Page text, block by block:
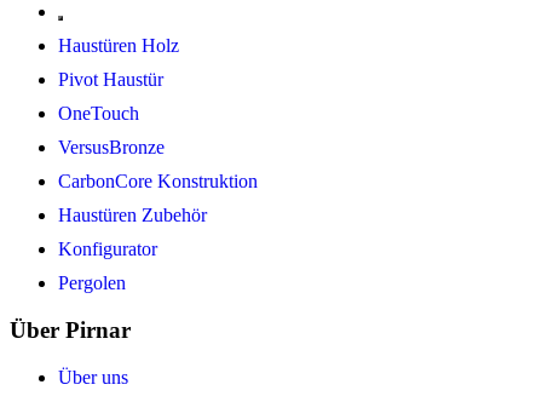
Haustüren Holz
Pivot Haustür
OneTouch
VersusBronze
CarbonCore Konstruktion
Haustüren Zubehör
Konfigurator
Pergolen
Über Pirnar
Über uns